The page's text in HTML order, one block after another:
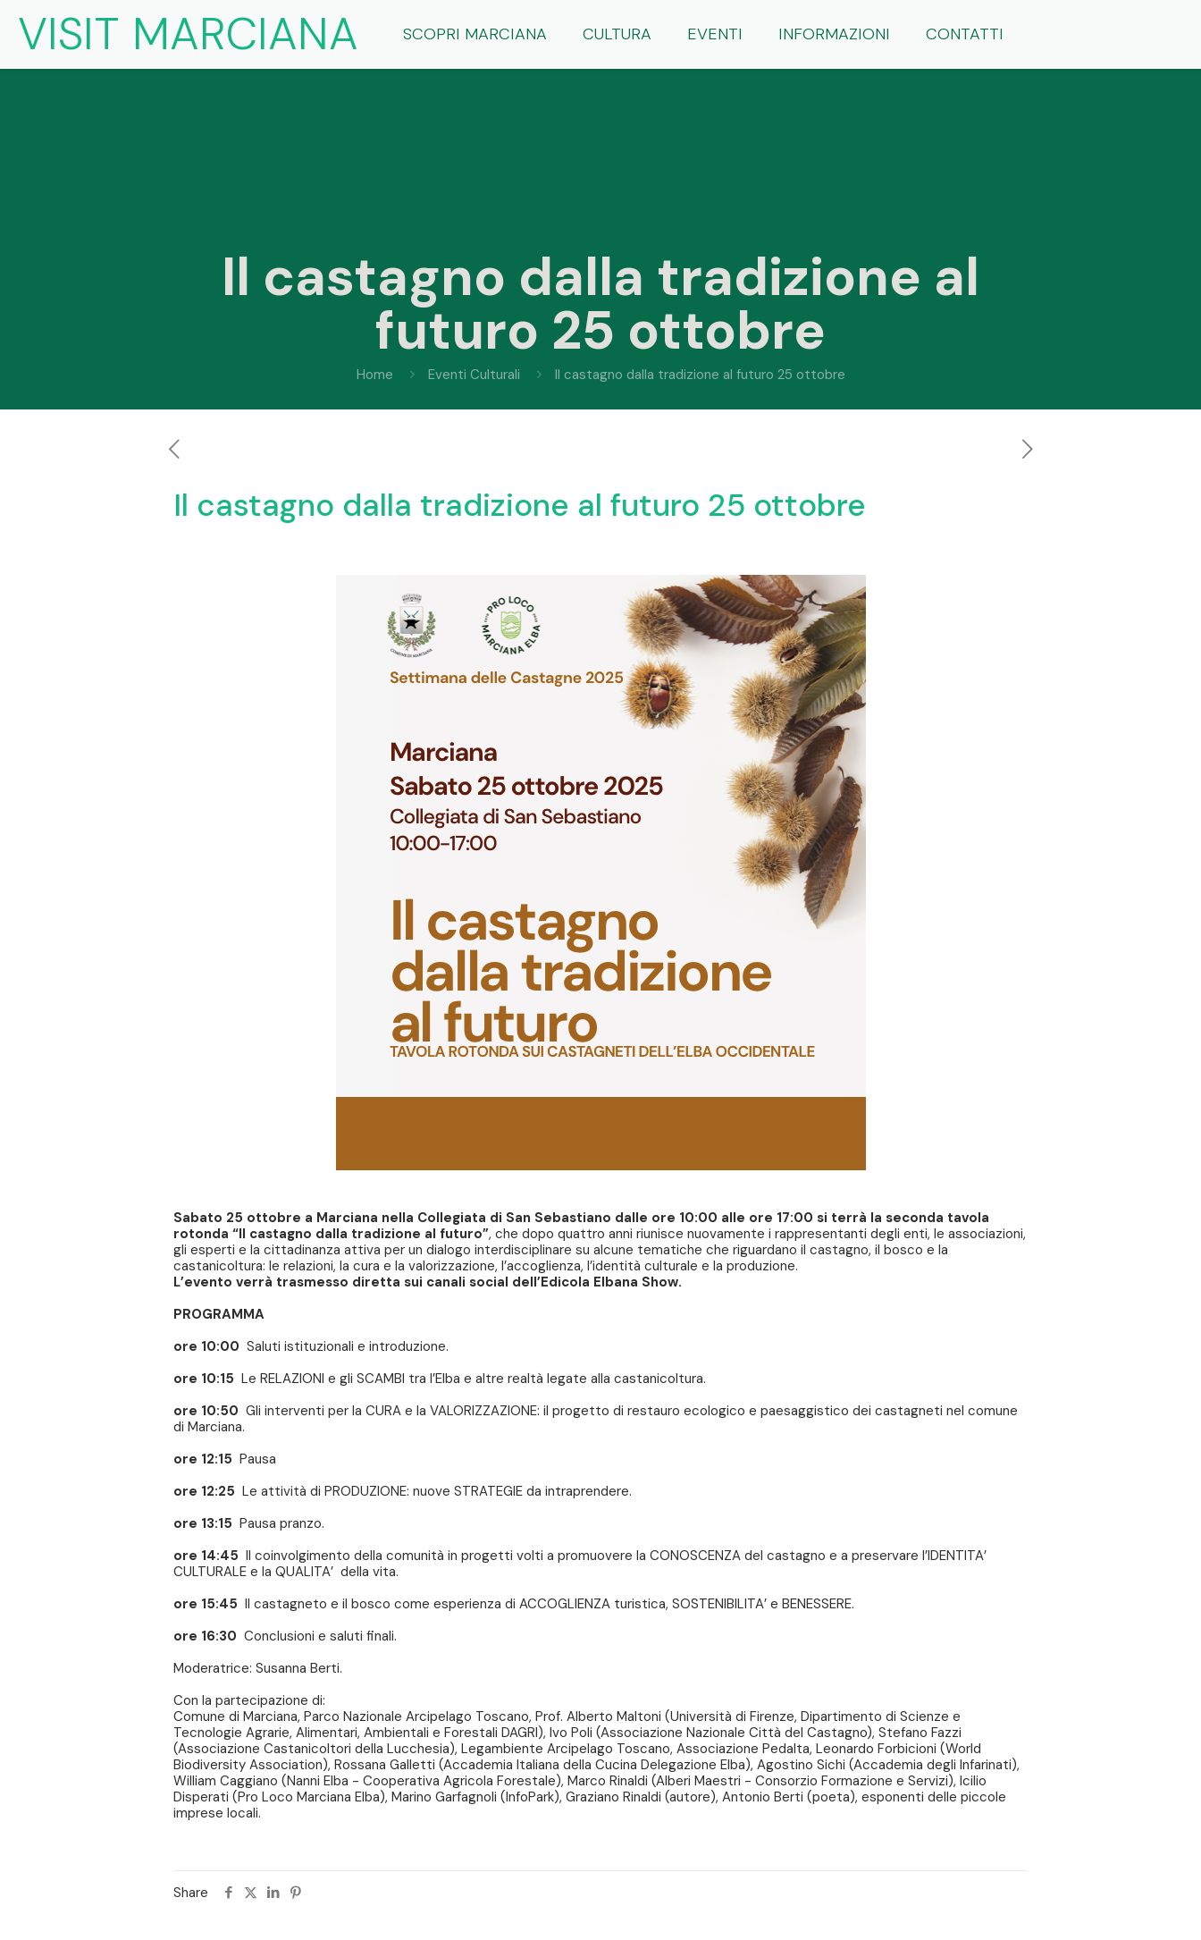
VISIT MARCIANA SCOPRI MARCIANA CULTURA EVENTI INFORMAZIONI CONTATTI
Il castagno dalla tradizione al
futuro 25 ottobre
Home Eventi Culturali Il castagno dalla tradizione al futuro 25 ottobre
Il castagno dalla tradizione al futuro 25 ottobre
Sabato 25 ottobre a Marciana nella Collegiata di San Sebastiano dalle ore 10:00 alle ore 17:00 si terrà la seconda tavola
rotonda “Il castagno dalla tradizione al futuro”, che dopo quattro anni riunisce nuovamente i rappresentanti degli enti, le associazioni,
gli esperti e la cittadinanza attiva per un dialogo interdisciplinare su alcune tematiche che riguardano il castagno, il bosco e la
castanicoltura: le relazioni, la cura e la valorizzazione, l’accoglienza, l’identità culturale e la produzione.
L’evento verrà trasmesso diretta sui canali social dell’Edicola Elbana Show.
PROGRAMMA
ore 10:00 Saluti istituzionali e introduzione.
ore 10:15 Le RELAZIONI e gli SCAMBI tra l’Elba e altre realtà legate alla castanicoltura.
ore 10:50 Gli interventi per la CURA e la VALORIZZAZIONE: il progetto di restauro ecologico e paesaggistico dei castagneti nel comune
di Marciana.
ore 12:15 Pausa
ore 12:25 Le attività di PRODUZIONE: nuove STRATEGIE da intraprendere.
ore 13:15 Pausa pranzo.
ore 14:45 Il coinvolgimento della comunità in progetti volti a promuovere la CONOSCENZA del castagno e a preservare l’IDENTITA’
CULTURALE e la QUALITA’ della vita.
ore 15:45 Il castagneto e il bosco come esperienza di ACCOGLIENZA turistica, SOSTENIBILITA’ e BENESSERE.
ore 16:30 Conclusioni e saluti finali.
Moderatrice: Susanna Berti.
Con la partecipazione di:
Comune di Marciana, Parco Nazionale Arcipelago Toscano, Prof. Alberto Maltoni (Università di Firenze, Dipartimento di Scienze e
Tecnologie Agrarie, Alimentari, Ambientali e Forestali DAGRI), Ivo Poli (Associazione Nazionale Città del Castagno), Stefano Fazzi
(Associazione Castanicoltori della Lucchesia), Legambiente Arcipelago Toscano, Associazione Pedalta, Leonardo Forbicioni (World
Biodiversity Association), Rossana Galletti (Accademia Italiana della Cucina Delegazione Elba), Agostino Sichi (Accademia degli Infarinati),
William Caggiano (Nanni Elba - Cooperativa Agricola Forestale), Marco Rinaldi (Alberi Maestri - Consorzio Formazione e Servizi), Icilio
Disperati (Pro Loco Marciana Elba), Marino Garfagnoli (InfoPark), Graziano Rinaldi (autore), Antonio Berti (poeta), esponenti delle piccole
imprese locali.
Share